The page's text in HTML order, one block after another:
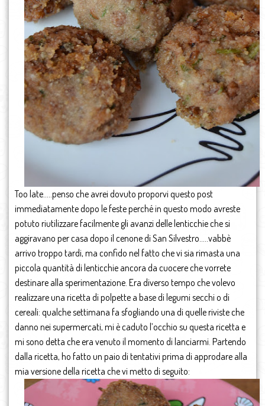
Too late…..penso che avrei dovuto proporvi questo post
immediatamente dopo le feste perché in questo modo avreste
potuto riutilizzare facilmente gli avanzi delle lenticchie che si
aggiravano per casa dopo il cenone di San Silvestro…..vabbè
arrivo troppo tardi, ma confido nel fatto che vi sia rimasta una
piccola quantità di lenticchie ancora da cuocere che vorrete
destinare alla sperimentazione. Era diverso tempo che volevo
realizzare una ricetta di polpette a base di legumi secchi o di
cereali: qualche settimana fa sfogliando una di quelle riviste che
danno nei supermercati, mi è caduto l’occhio su questa ricetta e
mi sono detta che era venuto il momento di lanciarmi. Partendo
dalla ricetta, ho fatto un paio di tentativi prima di approdare alla
mia versione della ricetta che vi metto di seguito: